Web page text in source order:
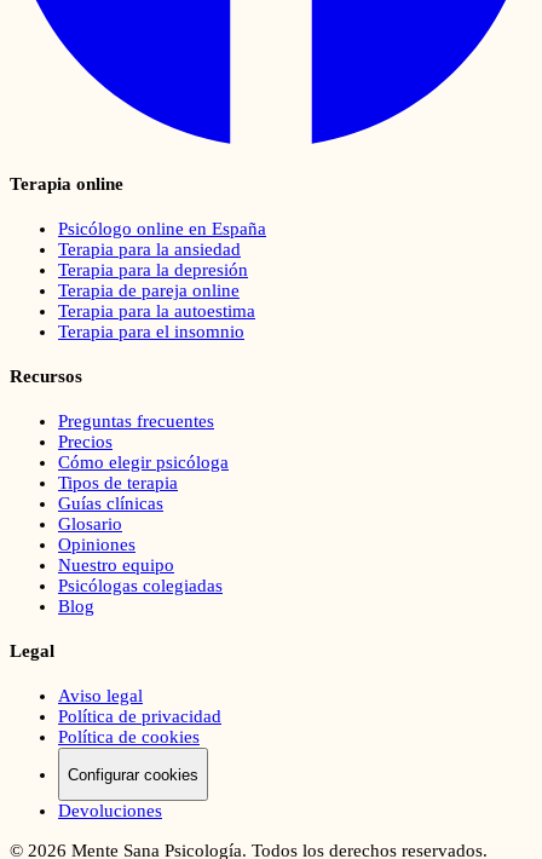
Terapia online
Psicólogo online en España
Terapia para la ansiedad
Terapia para la depresión
Terapia de pareja online
Terapia para la autoestima
Terapia para el insomnio
Recursos
Preguntas frecuentes
Precios
Cómo elegir psicóloga
Tipos de terapia
Guías clínicas
Glosario
Opiniones
Nuestro equipo
Psicólogas colegiadas
Blog
Legal
Aviso legal
Política de privacidad
Política de cookies
Configurar cookies
Devoluciones
© 2026 Mente Sana Psicología. Todos los derechos reservados.